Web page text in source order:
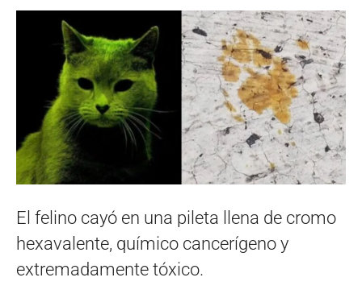
El felino cayó en una pileta llena de cromo
hexavalente, químico cancerígeno y
extremadamente tóxico.